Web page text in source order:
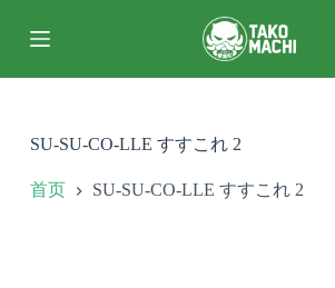
过
SU-SU-CO-LLE すすこれ 2
首页 SU-SU-CO-LLE すすこれ 2